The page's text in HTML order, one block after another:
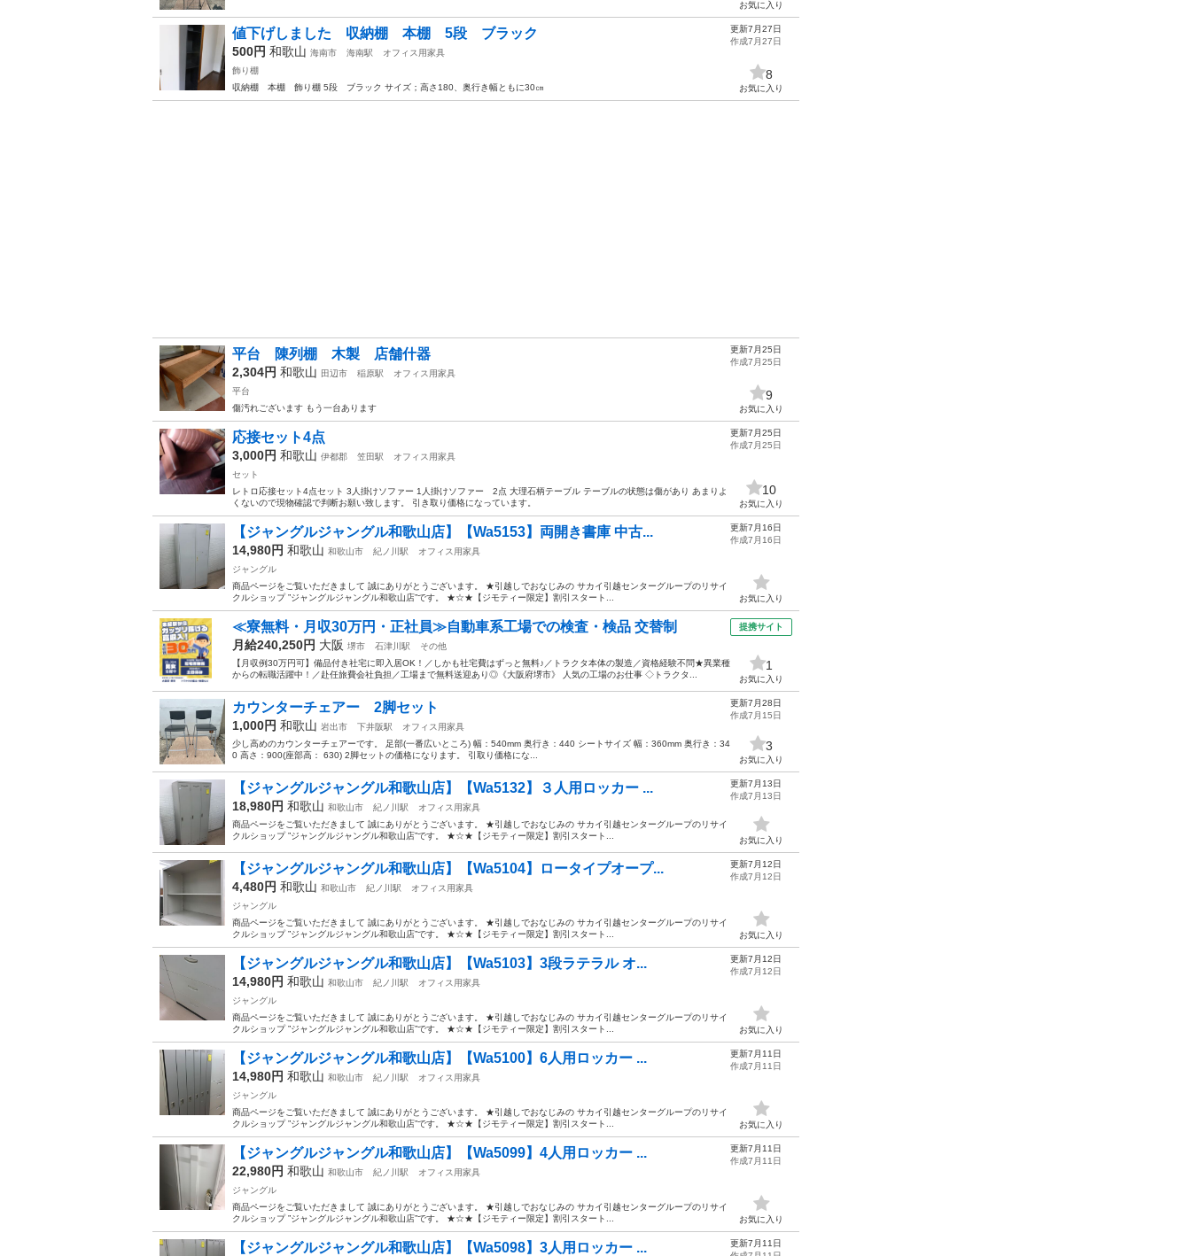
お気に入り
値下げしました 収納棚 本棚 5段 ブラック
500円 和歌山 海南市 海南駅
オフィス用家具
飾り棚
収納棚 本棚 飾り棚 5段 ブラック サイズ；高さ180、奥行き幅ともに30㎝
更新7月27日
作成7月27日
8
お気に入り
平台 陳列棚 木製 店舗什器
2,304円 和歌山 田辺市 稲原駅
オフィス用家具
平台
傷汚れございます もう一台あります
更新7月25日
作成7月25日
9
お気に入り
応接セット4点
3,000円 和歌山 伊都郡 笠田駅
オフィス用家具
セット
レトロ応接セット4点セット 3人掛けソファー 1人掛けソファー 2点 大理石柄テーブル テーブルの状態は傷があり あまりよ
くないので現物確認で判断お願い致します。 引き取り価格になっています。
更新7月25日
作成7月25日
10
お気に入り
【ジャングルジャングル和歌山店】【Wa5153】両開き書庫 中古...
14,980円 和歌山 和歌山市 紀ノ川駅
オフィス用家具
ジャングル
商品ページをご覧いただきまして 誠にありがとうございます。 ★引越しでおなじみの サカイ引越センターグループのリサイ
クルショップ ”ジャングルジャングル和歌山店”です。 ★☆★【ジモティー限定】割引スタート...
更新7月16日
作成7月16日
お気に入り
≪寮無料・月収30万円・正社員≫自動車系工場での検査・検品 交替制
月給240,250円 大阪 堺市 石津川駅
その他
【月収例30万円可】備品付き社宅に即入居OK！／しかも社宅費はずっと無料♪／トラクタ本体の製造／資格経験不問★異業種
からの転職活躍中！／赴任旅費会社負担／工場まで無料送迎あり◎《大阪府堺市》 人気の工場のお仕事 ◇トラクタ...
提携サイト
1
お気に入り
カウンターチェアー 2脚セット
1,000円 和歌山 岩出市 下井阪駅
オフィス用家具
少し高めのカウンターチェアーです。 足部(一番広いところ) 幅：540mm 奥行き：440 シートサイズ 幅：360mm 奥行き：34
0 高さ：900(座部高： 630) 2脚セットの価格になります。 引取り価格にな...
更新7月28日
作成7月15日
3
お気に入り
【ジャングルジャングル和歌山店】【Wa5132】３人用ロッカー ...
18,980円 和歌山 和歌山市 紀ノ川駅
オフィス用家具
商品ページをご覧いただきまして 誠にありがとうございます。 ★引越しでおなじみの サカイ引越センターグループのリサイ
クルショップ ”ジャングルジャングル和歌山店”です。 ★☆★【ジモティー限定】割引スタート...
更新7月13日
作成7月13日
お気に入り
【ジャングルジャングル和歌山店】【Wa5104】ロータイプオープ...
4,480円 和歌山 和歌山市 紀ノ川駅
オフィス用家具
ジャングル
商品ページをご覧いただきまして 誠にありがとうございます。 ★引越しでおなじみの サカイ引越センターグループのリサイ
クルショップ ”ジャングルジャングル和歌山店”です。 ★☆★【ジモティー限定】割引スタート...
更新7月12日
作成7月12日
お気に入り
【ジャングルジャングル和歌山店】【Wa5103】3段ラテラル オ...
14,980円 和歌山 和歌山市 紀ノ川駅
オフィス用家具
ジャングル
商品ページをご覧いただきまして 誠にありがとうございます。 ★引越しでおなじみの サカイ引越センターグループのリサイ
クルショップ ”ジャングルジャングル和歌山店”です。 ★☆★【ジモティー限定】割引スタート...
更新7月12日
作成7月12日
お気に入り
【ジャングルジャングル和歌山店】【Wa5100】6人用ロッカー ...
14,980円 和歌山 和歌山市 紀ノ川駅
オフィス用家具
ジャングル
商品ページをご覧いただきまして 誠にありがとうございます。 ★引越しでおなじみの サカイ引越センターグループのリサイ
クルショップ ”ジャングルジャングル和歌山店”です。 ★☆★【ジモティー限定】割引スタート...
更新7月11日
作成7月11日
お気に入り
【ジャングルジャングル和歌山店】【Wa5099】4人用ロッカー ...
22,980円 和歌山 和歌山市 紀ノ川駅
オフィス用家具
ジャングル
商品ページをご覧いただきまして 誠にありがとうございます。 ★引越しでおなじみの サカイ引越センターグループのリサイ
クルショップ ”ジャングルジャングル和歌山店”です。 ★☆★【ジモティー限定】割引スタート...
更新7月11日
作成7月11日
お気に入り
【ジャングルジャングル和歌山店】【Wa5098】3人用ロッカー ...
更新7月11日